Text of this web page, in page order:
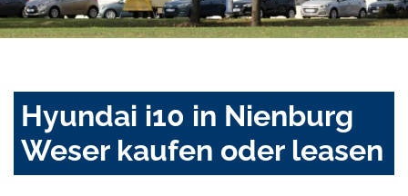
Hyundai i10 in Nienburg
Weser kaufen oder leasen